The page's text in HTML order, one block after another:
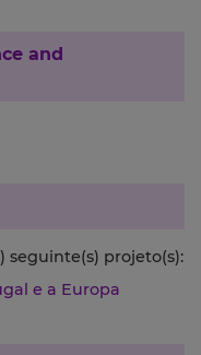
and
seguinte(s) projeto(s):
e a Europa